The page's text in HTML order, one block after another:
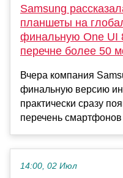
Samsung
планшеты на
финальную One UI
перечне более 50
Вчера компания
финальную версию
практически сразу
перечень смартфонов
14:00, 02 Июл